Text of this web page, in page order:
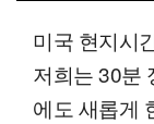
04:38
미국 현지시
저희는 30분
에도 새롭게